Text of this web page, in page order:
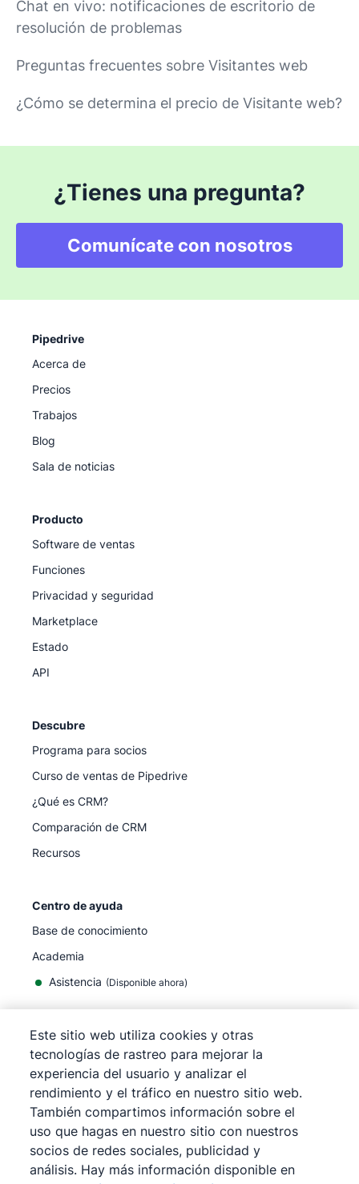
Chat en vivo: notificaciones de escritorio de
resolución de problemas
Preguntas frecuentes sobre Visitantes web
¿Cómo se determina el precio de Visitante web?
¿Tienes una pregunta?
Comunícate con nosotros
Pipedrive
Acerca de
Precios
Trabajos
Blog
Sala de noticias
Producto
Software de ventas
Funciones
Privacidad y seguridad
Marketplace
Estado
API
Descubre
Programa para socios
Curso de ventas de Pipedrive
¿Qué es CRM?
Comparación de CRM
Recursos
Centro de ayuda
Base de conocimiento
Academia
Asistencia (Disponible ahora)
©2026Pipedrive
Pipedrive
Términos de servicio
Pipedrive
Aviso de privacidad
Mapa del sitio
Aviso de Cookies
Preferencias de cookies
Este sitio web utiliza cookies y otras
tecnologías de rastreo para mejorar la
experiencia del usuario y analizar el
rendimiento y el tráfico en nuestro sitio web.
También compartimos información sobre el
uso que hagas en nuestro sitio con nuestros
socios de redes sociales, publicidad y
análisis. Hay más información disponible en